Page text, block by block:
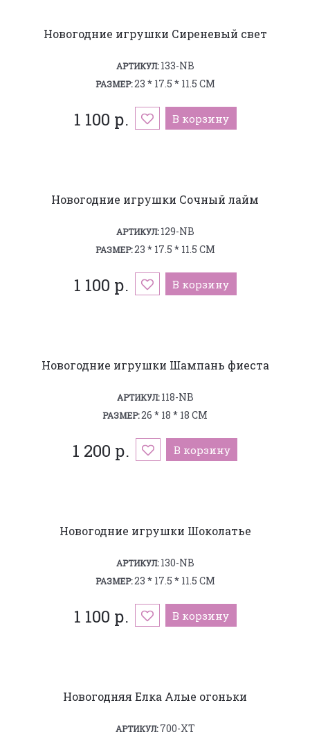
Новогодние игрушки Сиреневый свет
АРТИКУЛ:133-NB
РАЗМЕР:23 * 17.5 * 11.5 СМ
1 100 р. В корзину
Новогодние игрушки Сочный лайм
АРТИКУЛ:129-NB
РАЗМЕР:23 * 17.5 * 11.5 СМ
1 100 р. В корзину
Новогодние игрушки Шампань фиеста
АРТИКУЛ:118-NB
РАЗМЕР:26 * 18 * 18 СМ
1 200 р. В корзину
Новогодние игрушки Шоколатье
АРТИКУЛ:130-NB
РАЗМЕР:23 * 17.5 * 11.5 СМ
1 100 р. В корзину
Новогодняя Елка Алые огоньки
АРТИКУЛ:700-XT